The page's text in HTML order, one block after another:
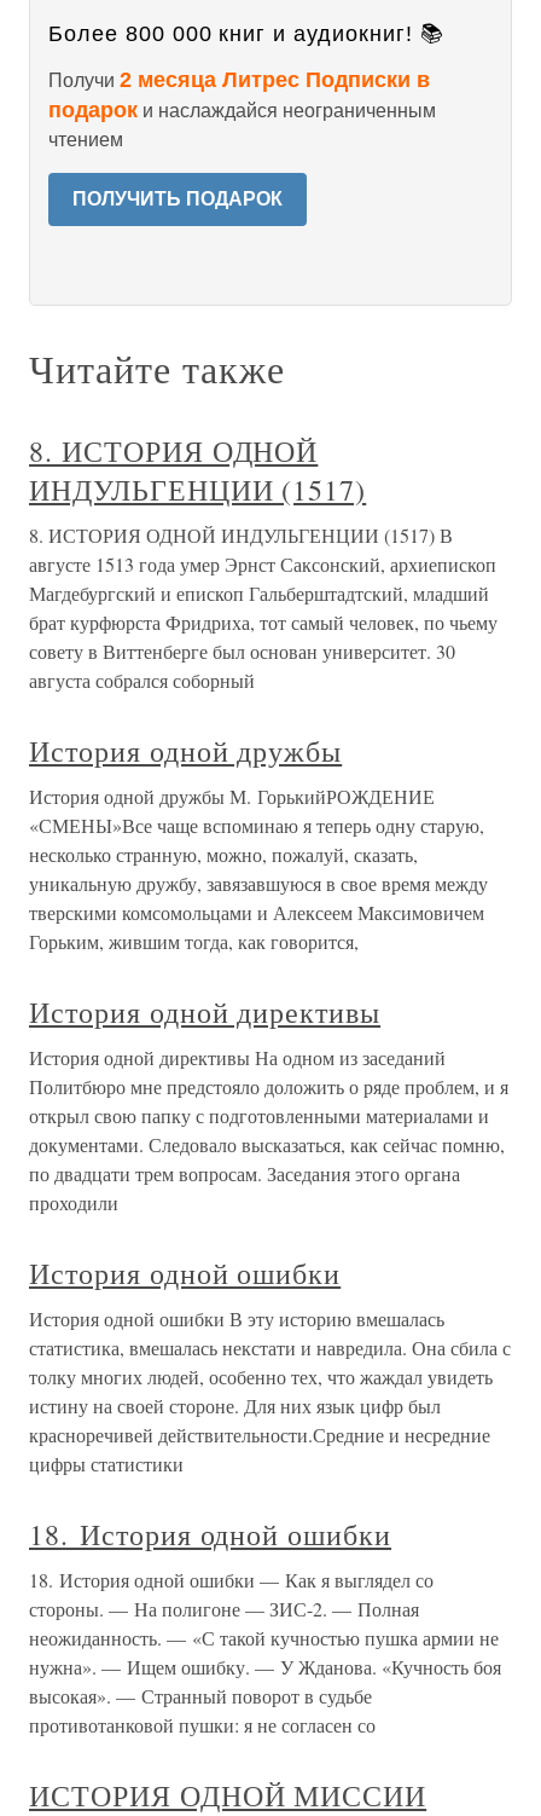
Более 800 000 книг и аудиокниг! 📚
Получи 2 месяца Литрес Подписки в
подарок и наслаждайся неограниченным
чтением
ПОЛУЧИТЬ ПОДАРОК
Читайте также
8. ИСТОРИЯ ОДНОЙ
ИНДУЛЬГЕНЦИИ (1517)
8. ИСТОРИЯ ОДНОЙ ИНДУЛЬГЕНЦИИ (1517) В
августе 1513 года умер Эрнст Саксонский, архиепископ
Магдебургский и епископ Гальберштадтский, младший
брат курфюрста Фридриха, тот самый человек, по чьему
совету в Виттенберге был основан университет. 30
августа собрался соборный
История одной дружбы
История одной дружбы М. ГорькийРОЖДЕНИЕ
«СМЕНЫ»Все чаще вспоминаю я теперь одну старую,
несколько странную, можно, пожалуй, сказать,
уникальную дружбу, завязавшуюся в свое время между
тверскими комсомольцами и Алексеем Максимовичем
Горьким, жившим тогда, как говорится,
История одной директивы
История одной директивы На одном из заседаний
Политбюро мне предстояло доложить о ряде проблем, и я
открыл свою папку с подготовленными материалами и
документами. Следовало высказаться, как сейчас помню,
по двадцати трем вопросам. Заседания этого органа
проходили
История одной ошибки
История одной ошибки В эту историю вмешалась
статистика, вмешалась некстати и навредила. Она сбила с
толку многих людей, особенно тех, что жаждал увидеть
истину на своей стороне. Для них язык цифр был
красноречивей действительности.Средние и несредние
цифры статистики
18. История одной ошибки
18. История одной ошибки — Как я выглядел со
стороны. — На полигоне — ЗИС-2. — Полная
неожиданность. — «С такой кучностью пушка армии не
нужна». — Ищем ошибку. — У Жданова. «Кучность боя
высокая». — Странный поворот в судьбе
противотанковой пушки: я не согласен со
ИСТОРИЯ ОДНОЙ МИССИИ